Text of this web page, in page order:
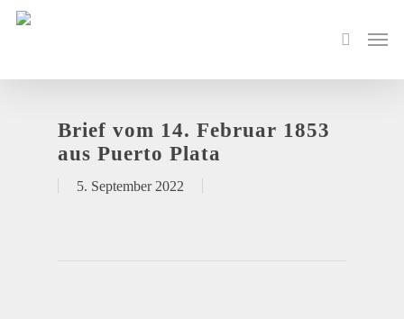
Brief vom 14. Februar 1853
aus Puerto Plata
5. September 2022